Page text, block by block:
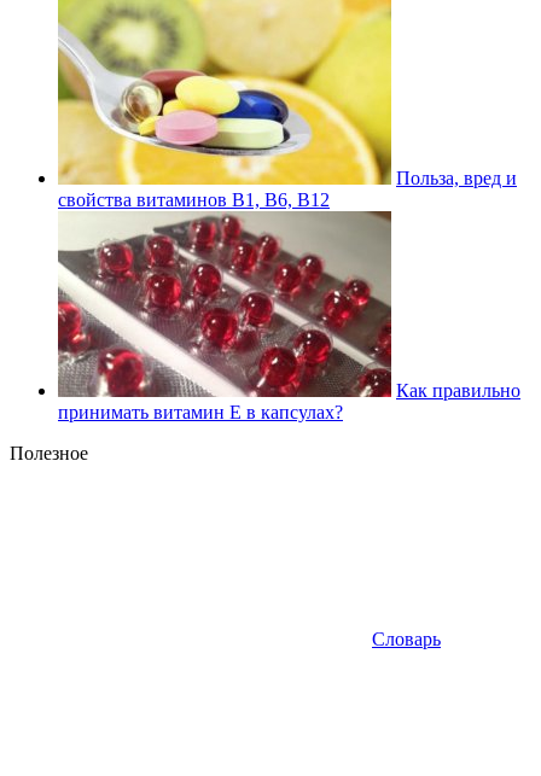
Польза, вред и
свойства витаминов В1, В6, В12
Как правильно
принимать витамин Е в капсулах?
Полезное
Словарь